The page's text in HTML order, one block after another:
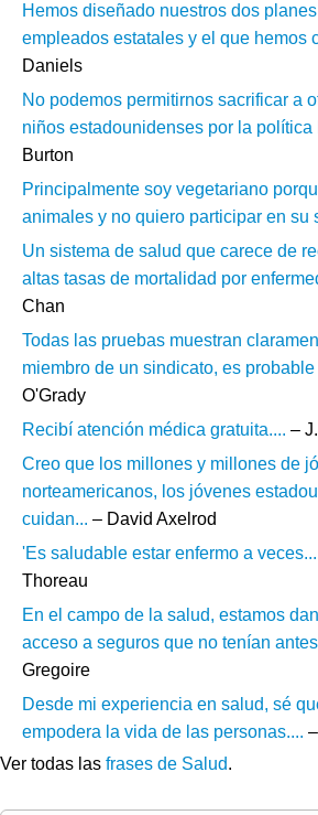
Hemos diseñado nuestros dos
empleados estatales y el que hemos
Daniels
No podemos permitirnos sacrificar a
niños estadounidenses por la política
Burton
Principalmente soy vegetariano
animales y no quiero participar en su
Un sistema de salud que carece de
altas tasas de mortalidad por
Chan
Todas las pruebas muestran
miembro de un sindicato, es probable
O'Grady
Recibí atención médica gratuita.... –
Creo que los millones y millones de
norteamericanos, los jóvenes
cuidan... – David Axelrod
'Es saludable estar enfermo a
Thoreau
En el campo de la salud, estamos
acceso a seguros que no tenían
Gregoire
Desde mi experiencia en salud, sé
empodera la vida de las personas....
Ver todas las frases de Salud.